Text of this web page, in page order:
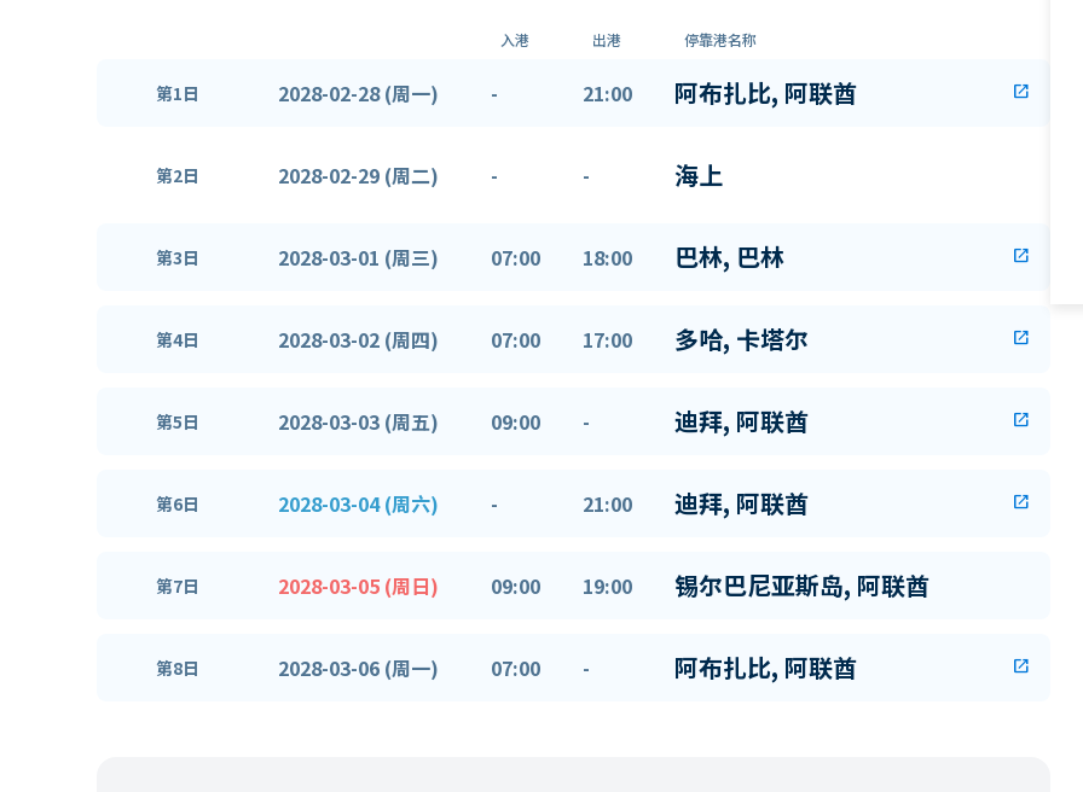
入港 出港 停靠港名称
第1日 2028-02-28 (周一) - 21:00 阿布扎比, 阿联酋 open_in_new
第2日 2028-02-29 (周二) - - 海上
第3日 2028-03-01 (周三) 07:00 18:00 巴林, 巴林 open_in_new
第4日 2028-03-02 (周四) 07:00 17:00 多哈, 卡塔尔 open_in_new
第5日 2028-03-03 (周五) 09:00 - 迪拜, 阿联酋 open_in_new
第6日 2028-03-04 (周六) - 21:00 迪拜, 阿联酋 open_in_new
第7日 2028-03-05 (周日) 09:00 19:00 锡尔巴尼亚斯岛, 阿联酋
第8日 2028-03-06 (周一) 07:00 - 阿布扎比, 阿联酋 open_in_new